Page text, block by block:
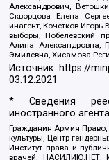
Александрович,
Скворцова Елена
инагент, Кочетков
выборы, Нобелевский
Алина Александровна,
Эмилевна, Хисамова
Источник: https://
03.12.2021
* Сведения
иностранного
культуры, Центр
Институт права и
врачей, НАСИЛИЮ.НЕТ,